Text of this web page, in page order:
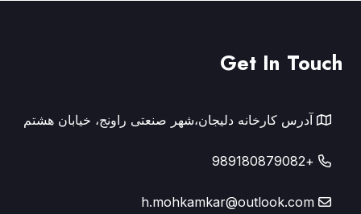
Get In Touch
آدرس کارخانه دلیجان،شهر صنعتی راونج، خیابان هشتم
+989180879082
h.mohkamkar@outlook.com